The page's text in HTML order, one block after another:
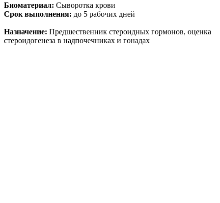
Биоматериал: Сыворотка крови
Срок выполнения: до 5 рабочих дней
Назначение: Предшественник стероидных гормонов, оценка
стероидогенеза в надпочечниках и гонадах